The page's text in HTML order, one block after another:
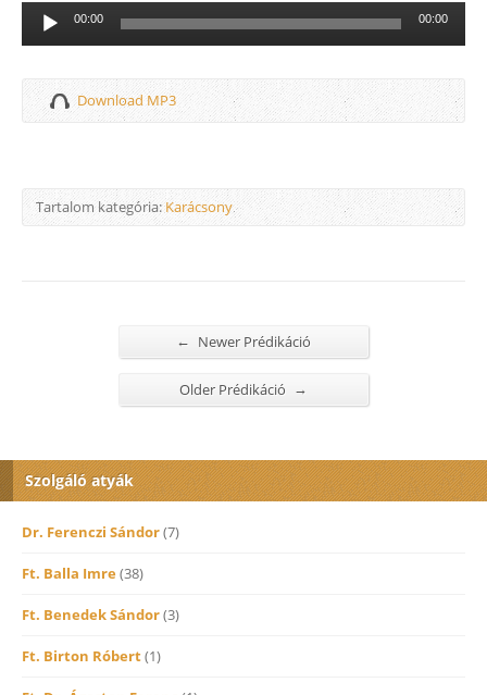
Audió
lejátszó
00:00 00:00
Download MP3
Tartalom kategória:Karácsony
← Newer Prédikáció
Older Prédikáció →
Szolgáló atyák
Dr. Ferenczi Sándor(7)
Ft. Balla Imre(38)
Ft. Benedek Sándor(3)
Ft. Birton Róbert(1)